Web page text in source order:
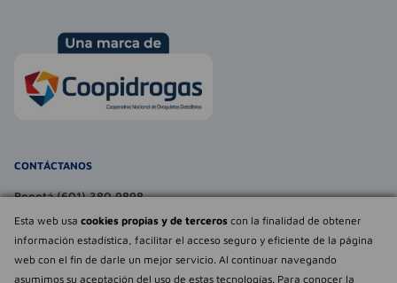
Esta web usa cookies propias y de terceros con la finalidad de obtener
información estadística, facilitar el acceso seguro y eficiente de la página
web con el fin de darle un mejor servicio. Al continuar navegando
asumimos su aceptación del uso de estas tecnologías. Para conocer la
CONTÁCTANOS
Bogotá (601) 380 9898
atencionalcliente@farmaexpress.com
TE PUEDE INTERESAR